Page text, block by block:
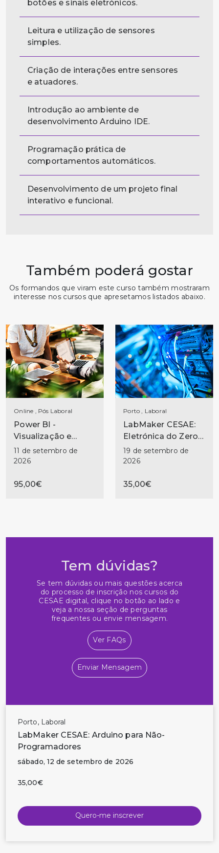
botões e sinais eletrónicos.
Leitura e utilização de sensores
simples.
Criação de interações entre sensores
e atuadores.
Introdução ao ambiente de
desenvolvimento Arduino IDE.
Programação prática de
comportamentos automáticos.
Desenvolvimento de um projeto final
interativo e funcional.
Também poderá gostar
Os formandos que viram este curso também mostraram
interesse nos cursos que apresetamos listados abaixo.
Online , Pós Laboral
Power BI -
Visualização e
Storytelling
11 de setembro de
2026
95,00€
Porto , Laboral
LabMaker CESAE:
Eletrónica do Zero
— Do Primeiro
Circuito ao Primeiro
19 de setembro de
2026
35,00€
Tem dúvidas?
Se tem dúvidas ou mais questões acerca
do processo de inscrição nos cursos do
CESAE digital, clique no botão ao lado e
veja a nossa seção de perguntas
frequentes ou envie mensagem.
Ver FAQs
Enviar Mensagem
Porto, Laboral
LabMaker CESAE: Arduino para Não-
Programadores
sábado, 12 de setembro de 2026
35,00€
Quero-me inscrever